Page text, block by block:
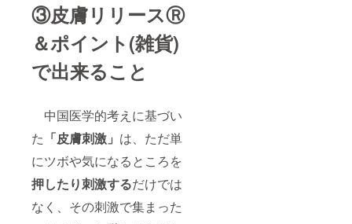
③皮膚リリースⓇ
＆ポイント(雑貨)
で出来ること
中国医学的考えに基づい
た 「皮膚刺激」 は、ただ単
にツボや気になるところを
押したり刺激するだけでは
なく、その刺激で集まった